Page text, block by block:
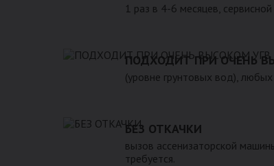
1 раз в 4-6 месяцев,
ПОДХОДИТ ПРИ ОЧЕНЬ
(уровне грунтовых вод),
БЕЗ ОТКАЧКИ
вызов ассенизаторской
требуется.